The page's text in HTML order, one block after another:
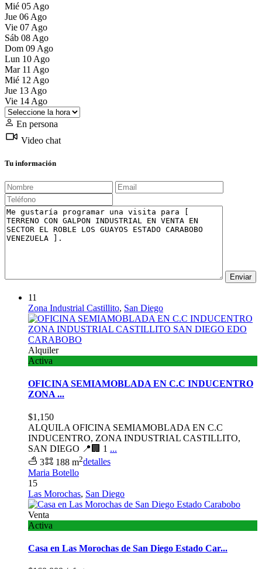
Mié 05 Ago
Jue 06 Ago
Vie 07 Ago
Sáb 08 Ago
Dom 09 Ago
Lun 10 Ago
Mar 11 Ago
Mié 12 Ago
Jue 13 Ago
Vie 14 Ago
En persona
Video chat
Tu información
11
Zona Industrial Castillito, San Diego
Alquiler
Activa
OFICINA SEMIAMOBLADA EN C.C INDUCENTRO
ZONA ...
$1,150
ALQUILA OFICINA SEMIAMOBLADA EN C.C
INDUCENTRO, ZONA INDUSTRIAL CASTILLITO,
SAN DIEGO 📍🏢 1 ...
3
188 m2detalles
Maria Botello
15
Las Morochas, San Diego
Venta
Activa
Casa en Las Morochas de San Diego Estado Car...